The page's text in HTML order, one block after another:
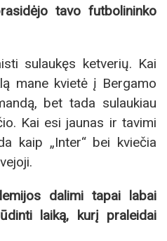
tavo futbolininko
sulaukęs ketverių. Kai
mane kvietė į Bergamo
bet tada sulaukiau
Kai esi jaunas ir tavimi
kaip „Inter“ bei kviečia
dalimi tapai labai
laiką, kurį praleidai